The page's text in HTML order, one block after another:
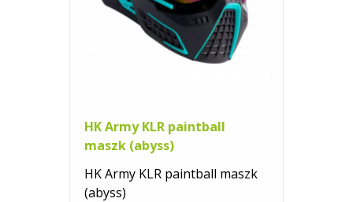
HK Army KLR paintball
maszk (abyss)
HK Army KLR paintball maszk
(abyss)